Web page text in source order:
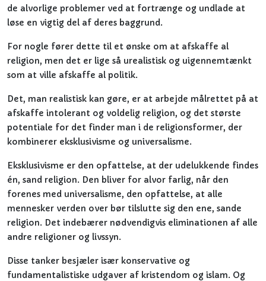
de alvorlige problemer ved at fortrænge og undlade at
løse en vigtig del af deres baggrund.
For nogle fører dette til et ønske om at afskaffe al
religion, men det er lige så urealistisk og uigennemtænkt
som at ville afskaffe al politik.
Det, man realistisk kan gøre, er at arbejde målrettet på at
afskaffe intolerant og voldelig religion, og det største
potentiale for det finder man i de religionsformer, der
kombinerer eksklusivisme og universalisme.
Eksklusivisme er den opfattelse, at der udelukkende findes
én, sand religion. Den bliver for alvor farlig, når den
forenes med universalisme, den opfattelse, at alle
mennesker verden over bør tilslutte sig den ene, sande
religion. Det indebærer nødvendigvis eliminationen af alle
andre religioner og livssyn.
Disse tanker besjæler især konservative og
fundamentalistiske udgaver af kristendom og islam. Og